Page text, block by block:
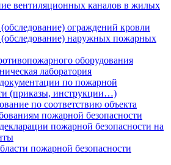
вентиляционных каналов в жилых
ограждений кровли
наружных пожарных
оборудования
лаборатория
документации по пожарной
(приказы, инструкции…)
по соответствию объекта
пожарной безопасности
пожарной безопасности на
пожарной безопасности